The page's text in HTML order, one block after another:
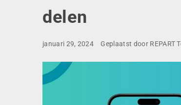
delen
januari 29, 2024 Geplaatst door REPART